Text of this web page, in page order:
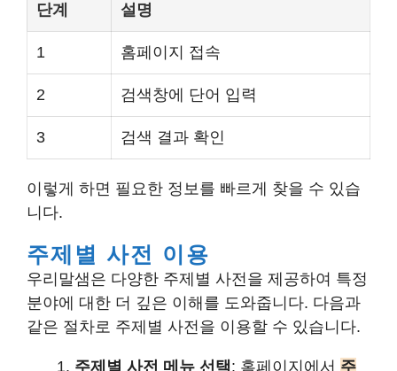
단계 설명
1 홈페이지 접속
2 검색창에 단어 입력
3 검색 결과 확인
이렇게 하면 필요한 정보를 빠르게 찾을 수 있습
니다.
주제별 사전 이용
우리말샘은 다양한 주제별 사전을 제공하여 특정
분야에 대한 더 깊은 이해를 도와줍니다. 다음과
같은 절차로 주제별 사전을 이용할 수 있습니다.
주제별 사전 메뉴 선택: 홈페이지에서 주